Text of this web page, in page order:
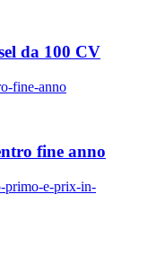
da 100 CV
fine anno